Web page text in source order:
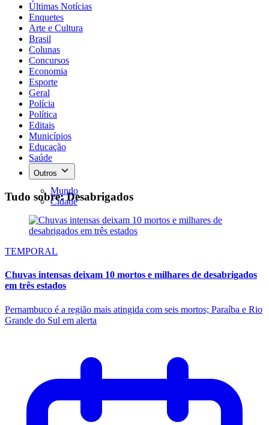
Últimas Notícias
Enquetes
Arte e Cultura
Brasil
Colunas
Concursos
Economia
Esporte
Geral
Polícia
Política
Editais
Municípios
Educação
Saúde
Outros
Mundo
Cidade
Tudo sobre: Desabrigados
TEMPORAL
Chuvas intensas deixam 10 mortos e milhares de desabrigados
em três estados
Pernambuco é a região mais atingida com seis mortos; Paraíba e Rio
Grande do Sul em alerta